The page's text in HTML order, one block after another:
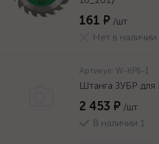
161 ₽ /шт
Нет в наличии
Артикул: W-КРБ-1
Штанга ЗУБР
2 453 ₽ /шт
В наличии 1